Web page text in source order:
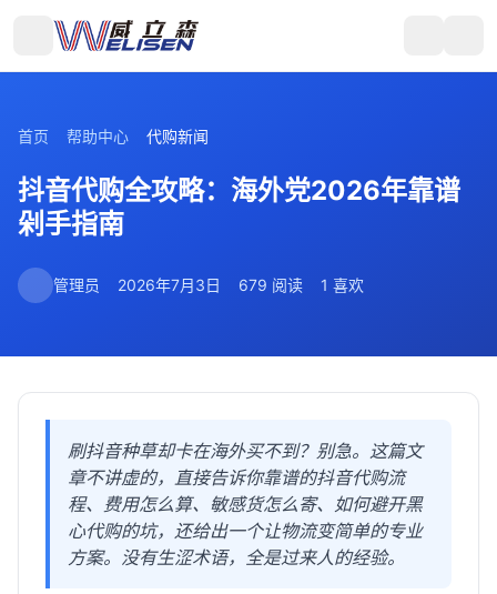
首页 帮助中心 代购新闻
抖音代购全攻略：海外党2026年靠谱
剁手指南
管理员 2026年7月3日 679 阅读 1 喜欢
刷抖音种草却卡在海外买不到？别急。这篇文
章不讲虚的，直接告诉你靠谱的抖音代购流
程、费用怎么算、敏感货怎么寄、如何避开黑
心代购的坑，还给出一个让物流变简单的专业
方案。没有生涩术语，全是过来人的经验。